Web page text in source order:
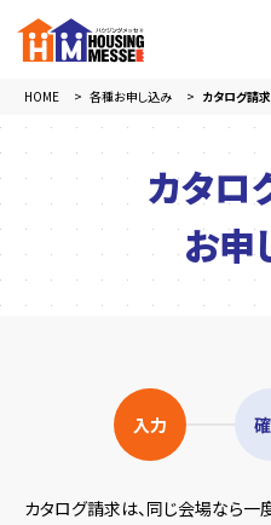
HOME 各種お申し込み カタログ請
カタロ
お申
入力
カタログ請求は、同じ会場なら